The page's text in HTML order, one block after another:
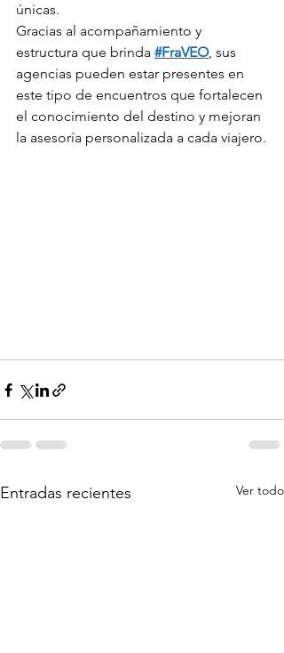
únicas.
Gracias al acompañamiento y
estructura que brinda #FraVEO, sus
agencias pueden estar presentes en
este tipo de encuentros que fortalecen
el conocimiento del destino y mejoran
la asesoría personalizada a cada viajero.
Entradas recientes Ver todo